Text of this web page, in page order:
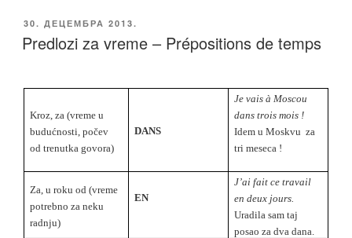
c
e
o
o
k
tt
er
ail
y
n
e
ОБЈАВЉЕНО
30. ДЕЦЕМБРА 2013.
Predlozi za vreme – Prépositions de temps
Kroz, za (vreme u
budućnosti, počev
od trenutka govora)
DANS
Je vais à Moscou
dans trois mois !
Idem u Moskvu za
tri meseca !
Za, u roku od(vreme
potrebno za neku
radnju)
EN
J’ai fait ce travail
en deux jours.
Uradila sam taj
posao za dva dana.